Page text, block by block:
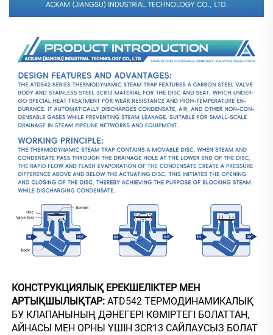
КОНСТРУКЦИЯЛЫҚ ЕРЕКШЕЛІКТЕР МЕН
АРТЫҚШЫЛЫҚТАР: ATD542 ТЕРМОДИНАМИКАЛЫҚ
БУ КЛАПАНЫНЫҢ ДӘНЕГЕРІ КӨМІРТЕГІ БОЛАТТАН,
АЙНАСЫ МЕН ОРНЫ ҮШІН 3CR13 САЙЛАУСЫЗ БОЛАТ